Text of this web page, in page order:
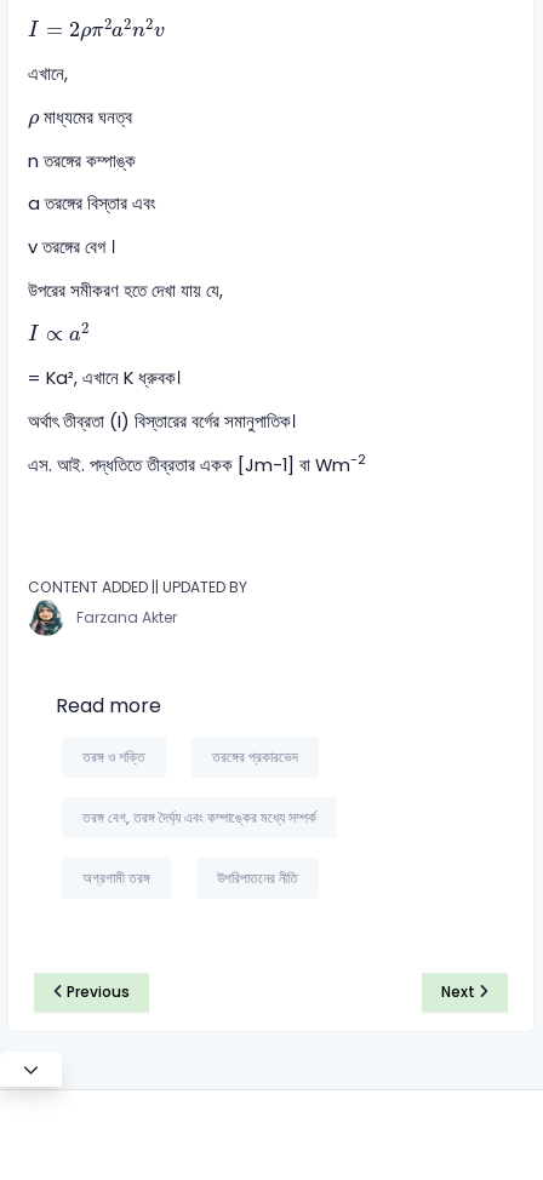
I = 2ρπ2a2n2v
I= ρπ a 2n 2
এখানে,
ρ
ρমাধ্যমের ঘনত্ব
n তরঙ্গের কম্পাঙ্ক
a তরঙ্গের বিস্তার এবং
v তরঙ্গের বেগ ।
উপরের সমীকরণ হতে দেখা যায় যে,
I ∝ a2
I∝
= Ka², এখানে K ধ্রুবক।
অর্থাৎ তীব্রতা (I) বিস্তারের বর্গের সমানুপাতিক।
এস. আই. পদ্ধতিতে তীব্রতার একক [Jm-1] বা Wm-2
CONTENT ADDED || UPDATED BY
Farzana Akter
Read more
তরঙ্গ ও শক্তি তরঙ্গের প্রকারভেদ
তরঙ্গ বেগ, তরঙ্গ দৈর্ঘ্য এবং কম্পাঙ্কের মধ্যে সম্পর্ক
অগ্রগামী তরঙ্গ উপরিপাতনের নীতি
Previous Next